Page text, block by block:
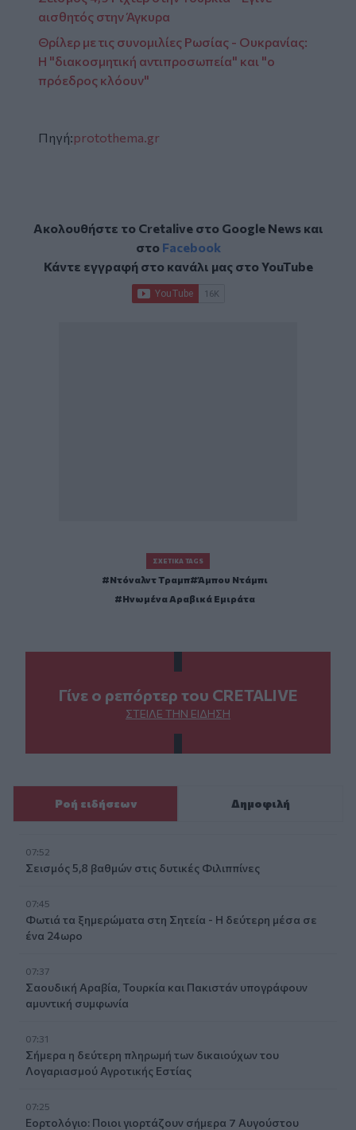
αισθητός στην Άγκυρα
Θρίλερ με τις συνομιλίες Ρωσίας - Ουκρανίας:
Η "διακοσμητική αντιπροσωπεία" και "ο
πρόεδρος κλόουν"
Πηγή:protothema.gr
Ακολουθήστε το Cretalive στο Google Newsκαι
στο Facebook
Κάντε εγγραφή στο κανάλι μας στοYouTube
ΣΧΕΤΙΚΆ TAGS
Ντόναλντ Τραμπ
Άμπου Ντάμπι
Ηνωμένα Αραβικά Εμιράτα
Γίνε ο ρεπόρτερ του CRETALIVE
ΣΤΕΊΛΕ ΤΗΝ ΕΊΔΗΣΗ
Ροή ειδήσεων Δημοφιλή
07:52
Σεισμός 5,8 βαθμών στις δυτικές Φιλιππίνες
07:45
Φωτιά τα ξημερώματα στη Σητεία - Η δεύτερη μέσα σε
ένα 24ωρο
07:37
Σαουδική Αραβία, Τουρκία και Πακιστάν υπογράφουν
αμυντική συμφωνία
07:31
Σήμερα η δεύτερη πληρωμή των δικαιούχων του
Λογαριασμού Αγροτικής Εστίας
07:25
Εορτολόγιο: Ποιοι γιορτάζουν σήμερα 7 Αυγούστου